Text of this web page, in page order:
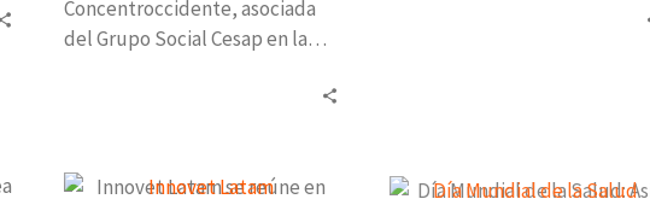
Concentroccidente, asociada
del Grupo Social Cesap en la
Innovet
Día